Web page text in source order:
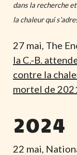
dans la recherche
la chaleur qui
27 mai, The
la C.-B.
contre la
mortel de
2024
22 mai,